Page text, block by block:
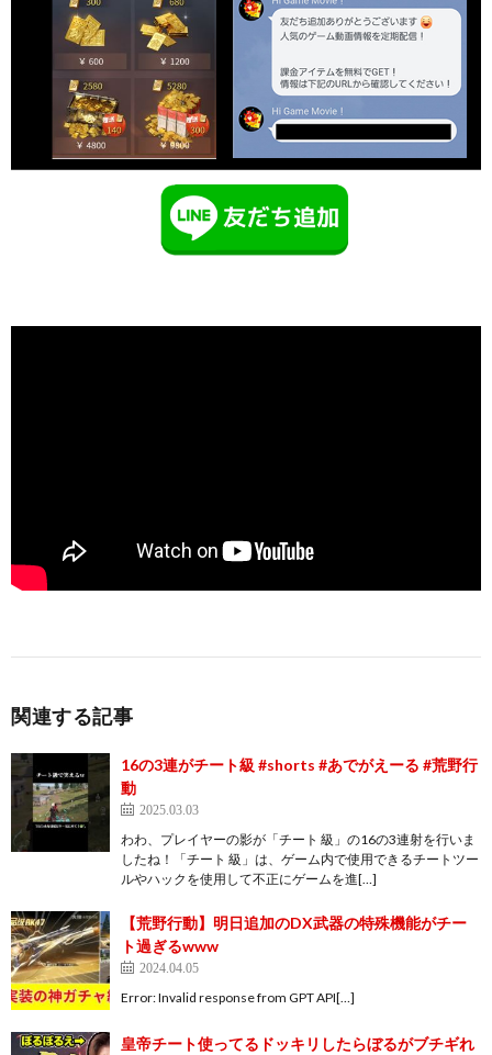
関連する記事
16の3連がチート級 #shorts #あでがえーる #荒野行
動
2025.03.03
わわ、プレイヤーの影が「チート 級」の16の3連射を行いま
したね！「チート 級」は、ゲーム内で使用できるチートツー
ルやハックを使用して不正にゲームを進[…]
【荒野行動】明日追加のDX武器の特殊機能がチー
ト過ぎるwww
2024.04.05
Error: Invalid response from GPT API[…]
皇帝チート使ってるドッキリしたらぼるがブチギれ